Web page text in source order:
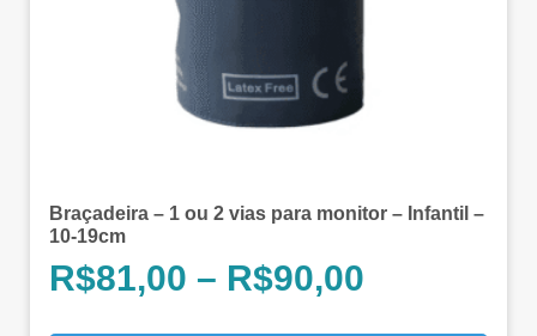
Braçadeira – 1 ou 2 vias para monitor – Infantil –
10-19cm
R$81,00 – R$90,00